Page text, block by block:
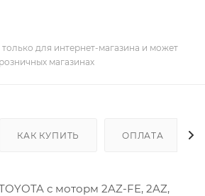
для интернет-магазина и может
магазинах
КАК КУПИТЬ ОПЛАТА
с моторм 2AZ-FE, 2AZ,